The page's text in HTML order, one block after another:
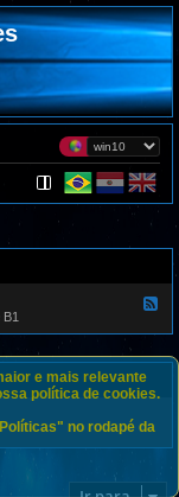
-
e mais relevante
política de cookies.
no rodapé da